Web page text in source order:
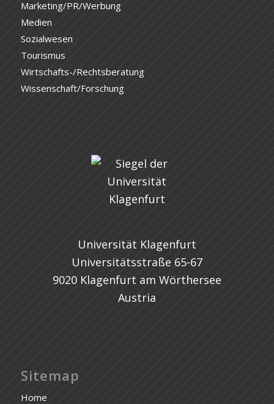
Marketing/PR/Werbung
Medien
Sozialwesen
Tourismus
Wirtschafts-/Rechtsberatung
Wissenschaft/Forschung
Universität Klagenfurt
Universitätsstraße 65-67
9020 Klagenfurt am Wörthersee
Austria
Sitemap
Home